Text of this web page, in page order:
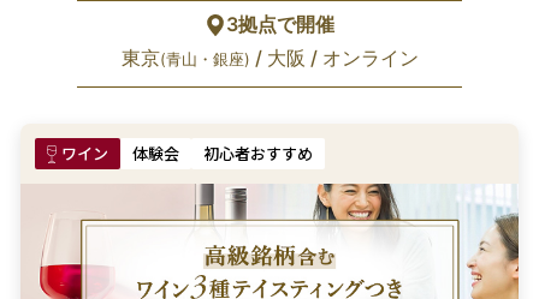
3拠点で開催
東京(青山・銀座) / 大阪 / オンライン
ワイン 体験会 初心者おすすめ